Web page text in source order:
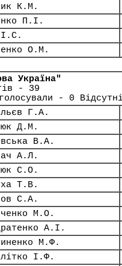
К.М.
П.І.
О.М.
Україна"
- 39
- 0
Г.А.
Д.М.
В.А.
А.Л.
С.О.
Т.В.
С.А.
М.О.
А.І.
М.Ф.
І.Ф.